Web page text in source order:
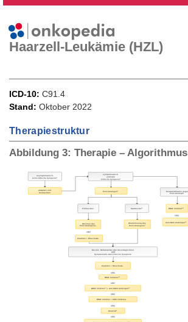
Haarzell-Leukämie (HZL)
ICD-10 C91.4
Stand
Oktober 2022
Therapiestruktur
Abbildung 3: Therapie – Algorithmus